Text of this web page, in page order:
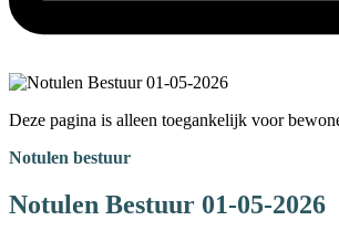
Deze pagina is alleen toegankelijk voor
Notulen bestuur
Notulen Bestuur 01-05-2026